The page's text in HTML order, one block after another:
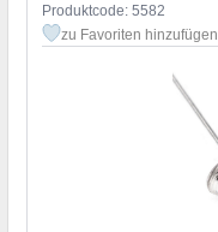
Produktcode: 5582
zu Favoriten hinzufügen